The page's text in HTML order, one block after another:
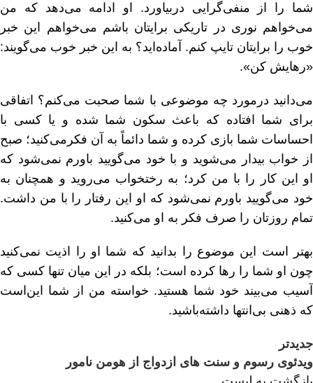
شما را از منفی‌گرایی دربیاورد. او ادامه می‌دهد که من
می‌خواهم نوری در تاریکی برایتان باشم می‌خواهم این خبر
خوب را برایتان تایپ کنم. آماده‌اید؟ به این خبر خوب می‌گویند:
«رهایش کن».
می‌دانید درمورد چه موضوعی با شما صحبت می‌کنم؟ اتفاقی
برای شما افتاده که باعث سکون شما شده و یا کسی با
احساسات شما بازی کرده و شما دائماً به آن فکرمی‌کنید؛ صبح
از خواب بیدار می‌شوید و با خود می‌گویید باورم نمی‌شود که
او این کار را با من کرد؛ به رختخواب می‌روید و همچنان به
خود می‌گویید باورم نمی‌شود که او این رفتار را با من داشت.
تمام روزتان را صرف فکر به او می‌کنید.
بهتر است این موضوع را بدانید که شما او را اذیت نمی‌کنید
چون او شما را رها کرده است؛ بلکه در این میان تنها کسی که
آسیب می‌بیند خود شما هستید. خواسته من از شما این‌است
که ذهنی بی‌انتها داشته‌باشید.
جدیدتر
ویدئوی رسوم و سنت های ازدواج از هومن نامور